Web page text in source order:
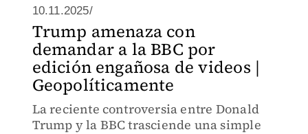
10.11.2025/
Trump amenaza con
demandar a la BBC por
edición engañosa de videos |
Geopolíticamente
La reciente controversia entre Donald
Trump y la BBC trasciende una simple